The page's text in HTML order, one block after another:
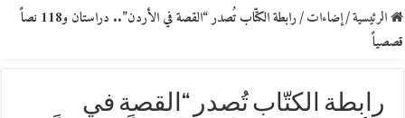
الرئيسية/إضاءات/
رابطة الكتّاب تُصدر “القصة في الأردن”.. دراستان و118 نصاً
قصصياً
رابطة الكتّاب تُصدر “القصة في